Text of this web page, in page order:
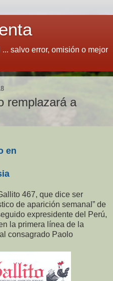
salvo error, omisión o mejor
remplazará a
en
467, que dice ser
de aparición semanal” de
expresidente del Perú,
la primera línea de la
consagrado Paolo